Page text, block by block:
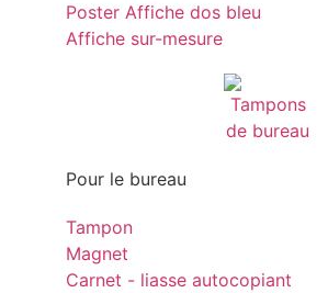
Poster Affiche dos bleu
Affiche sur-mesure
Pour le bureau
Tampon
Magnet
Carnet - liasse autocopiant